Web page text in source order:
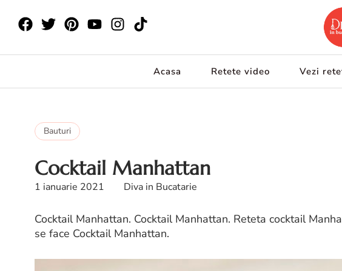
Acasa Retete video Vezi
Bauturi
Cocktail Manhattan
1 ianuarie 2021 Diva in Bucatarie
Cocktail Manhattan. Cocktail Manhattan. Reteta cocktail
se face Cocktail Manhattan.